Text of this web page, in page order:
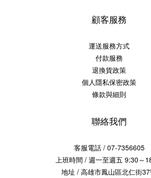
顧客服務
運送服務方式
付款服務
退換貨政策
個人隱私保密政策
條款與細則
聯絡我們
客服電話 / 07-7356605
上班時間 / 週一至週五 9:30～
地址 / 高雄市鳳山區北仁街